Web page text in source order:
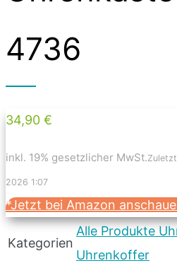
4736
34,90 €
inkl. 19% gesetzlicher MwSt.
2026 1:07
*Jetzt bei Amazon
Kategorien
Alle Produkte
Uhrenkoffer